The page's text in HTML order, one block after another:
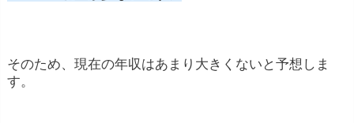
そのため、現在の年収はあまり大きくないと予想しま
す。